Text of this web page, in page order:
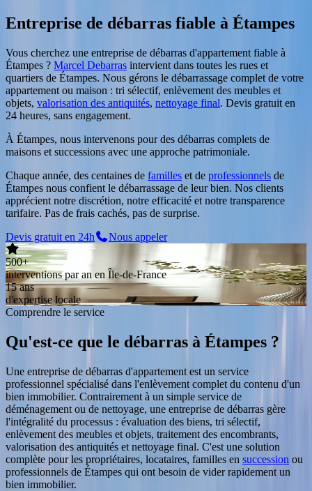
Entreprise de débarras fiable à Étampes
Vous cherchez une entreprise de débarras d'appartement fiable à
Étampes ? Marcel Debarras intervient dans toutes les rues et
quartiers de Étampes. Nous gérons le débarrassage complet de votre
appartement ou maison : tri sélectif, enlèvement des meubles et
objets, valorisation des antiquités, nettoyage final. Devis gratuit en
24 heures, sans engagement.
À Étampes, nous intervenons pour des débarras complets de
maisons et successions avec une approche patrimoniale.
Chaque année, des centaines de familles et de professionnels de
Étampes nous confient le débarrassage de leur bien. Nos clients
apprécient notre discrétion, notre efficacité et notre transparence
tarifaire. Pas de frais cachés, pas de surprise.
Devis gratuit en 24h
Nous appeler
500+
interventions par an en Île-de-France
15 ans
d'expertise locale
Comprendre le service
Qu'est-ce que le débarras à Étampes ?
Une entreprise de débarras d'appartement est un service
professionnel spécialisé dans l'enlèvement complet du contenu d'un
bien immobilier. Contrairement à un simple service de
déménagement ou de nettoyage, une entreprise de débarras gère
l'intégralité du processus : évaluation des biens, tri sélectif,
enlèvement des meubles et objets, traitement des encombrants,
valorisation des antiquités et nettoyage final. C'est une solution
complète pour les propriétaires, locataires, familles en succession ou
professionnels de Étampes qui ont besoin de vider rapidement un
bien immobilier.